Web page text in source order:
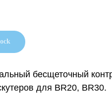
бесщеточный
для BR20, BR30.